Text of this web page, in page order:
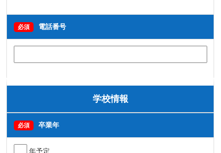
必須 電話番号
学校情報
必須 卒業年
年予定